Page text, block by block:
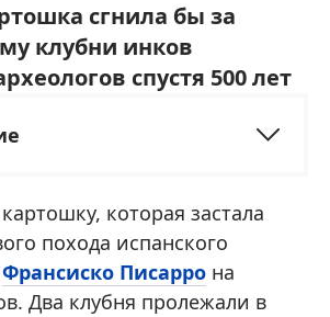
сгнила бы за
клубни инков
спустя 500 лет
которая застала
похода испанского
Франсиско Писарро на
Два клубня пролежали в